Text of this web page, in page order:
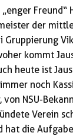
Freund“
der
Gruppierung
kommt
heute ist
noch
von NSU-
Verein
hat die